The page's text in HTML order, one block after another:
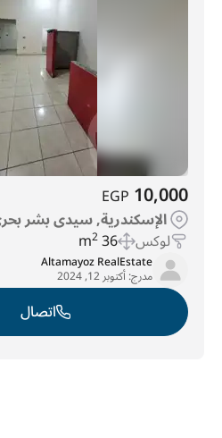
10,000
EGP
الإسكندرية, سيدى بشر
لوكس 36 m
2
Altamayoz RealEstate
مدرج:أكتوبر 12, 2024
اتصال